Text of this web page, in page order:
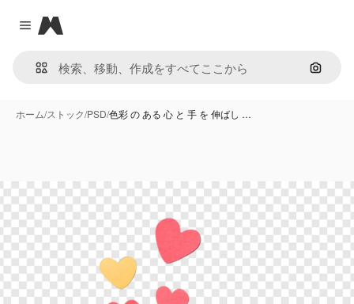
Close menu
Magnific
画像で
ホーム/ストック/PSD/色彩 の ある 心 と 手 を 伸ばし …